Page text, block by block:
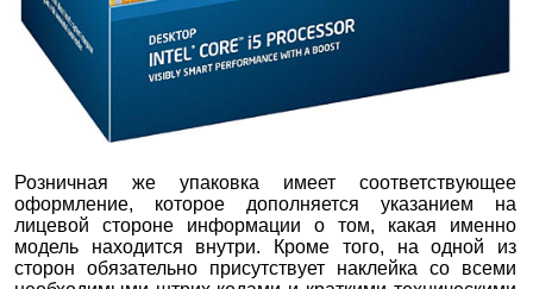
Розничная же упаковка имеет соответствующее
оформление, которое дополняется указанием на
лицевой стороне информации о том, какая именно
модель находится внутри. Кроме того, на одной из
сторон обязательно присутствует наклейка со всеми